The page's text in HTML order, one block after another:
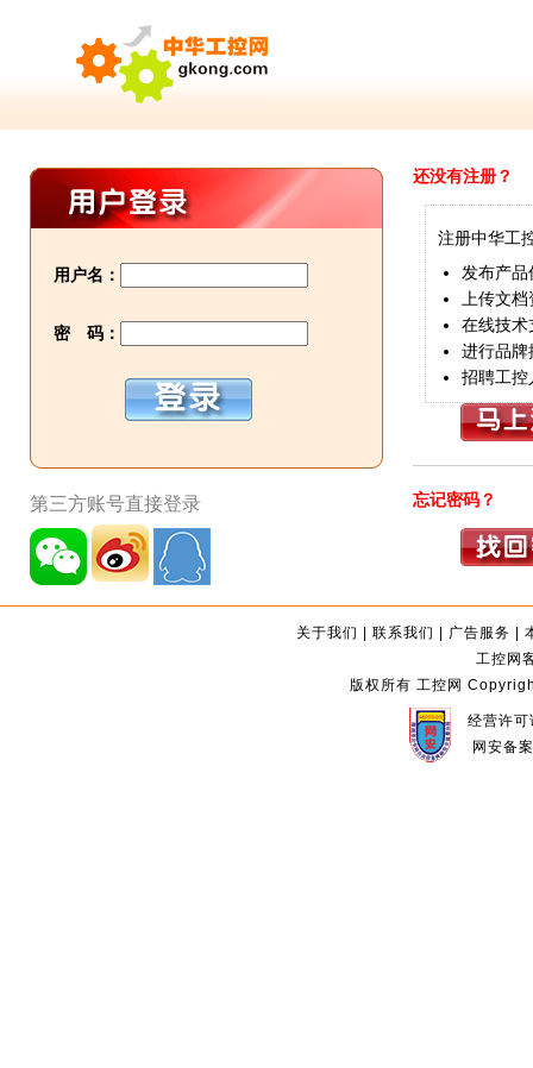
用户名：
密 码：
第三方账号直接登录
还没有注册？
注册中华工
发布产品
上传文档
在线技术
进行品牌
招聘工控
忘记密码？
关于我们 |联系我们 | 广告服务 |
工控网
版权所有 工控网
经营许
网安备